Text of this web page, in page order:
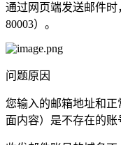
通过网页端发送邮件时
80003）。
问题原因
您输入的邮箱地址和
面内容）是不存在的账